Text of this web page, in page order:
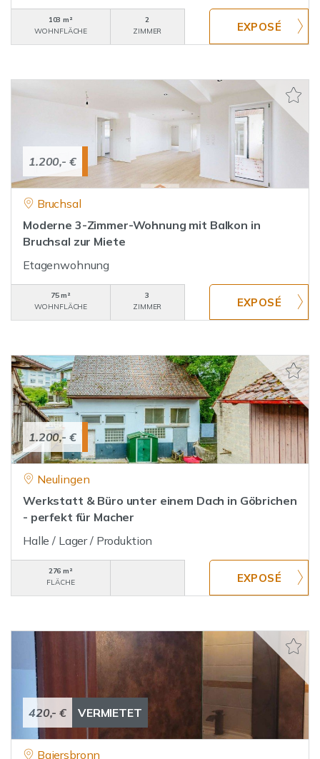
103 m²
WOHNFLÄCHE
2
ZIMMER
1.200,- €
Bruchsal
Moderne 3-Zimmer-Wohnung mit Balkon in
Bruchsal zur Miete
Etagenwohnung
75 m²
WOHNFLÄCHE
3
ZIMMER
1.200,- €
Neulingen
Werkstatt & Büro unter einem Dach in Göbrichen
- perfekt für Macher
Halle / Lager / Produktion
276 m²
FLÄCHE
420,- € VERMIETET
Baiersbronn